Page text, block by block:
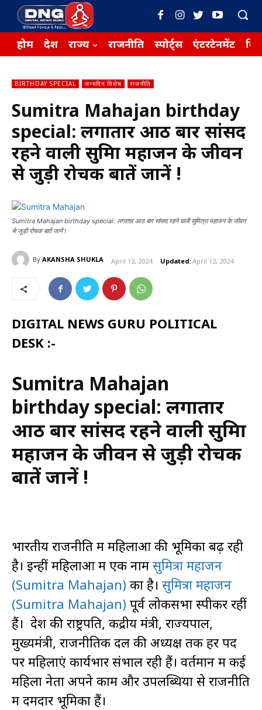
होम देश राज्य राजनीति स्पोर्ट्स एंटरटेनमेंट
BIRTHDAY SPECIAL जन्मदिन विशेष राजनीति
Sumitra Mahajan birthday
special: लगातार आठ बार सांसद
रहने वाली सुमित्रा महाजन के जीवन
से जुड़ी रोचक बातें जानें !
Sumitra Mahajan birthday special: लगातार आठ बार सांसद रहने वाली सुमित्रा महाजन के जीवन
से जुड़ी रोचक बातें जानें !
By AKANSHA SHUKLA April 12, 2024 Updated: April 12, 2024
DIGITAL NEWS GURU POLITICAL
DESK :-
Sumitra Mahajan
birthday special: लगातार
आठ बार सांसद रहने वाली सुमित्रा
महाजन के जीवन से जुड़ी रोचक
बातें जानें !
भारतीय राजनीति में महिलाओं की भूमिका बढ़ रही
है। इन्हीं महिलाओं में एक नाम सुमित्रा महाजन
(Sumitra Mahajan) का है। सुमित्रा महाजन
(Sumitra Mahajan) पूर्व लोकसभा स्पीकर रहीं
हैं। देश की राष्ट्रपति, केंद्रीय मंत्री, राज्यपाल,
मुख्यमंत्री, राजनीतिक दल की अध्यक्ष तक हर पद
पर महिलाएं कार्यभार संभाल रही हैं। वर्तमान में कई
महिला नेता अपने काम और उपलब्धियों से राजनीति
में दमदार भूमिका हैं।